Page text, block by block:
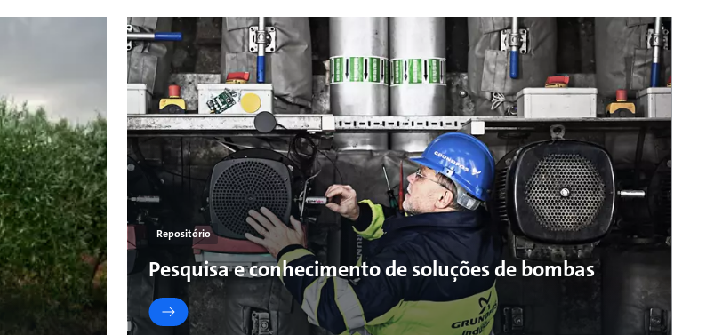
Repositório
Pesquisa e conhecimento de soluções de bombas